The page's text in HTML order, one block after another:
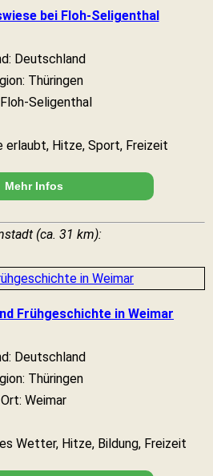
bei Floh-Seligenthal
Deutschland
Thüringen
Seligenthal
erlaubt, Hitze, Sport, Freizeit
Mehr Infos
(ca. 31 km):
Frühgeschichte in Weimar
Deutschland
Thüringen
Ort: Weimar
Wetter, Hitze, Bildung, Freizeit